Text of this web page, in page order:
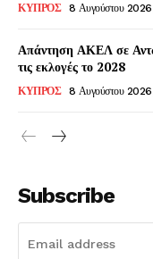
ΚΥΠΡΟΣ 8 Αυγούστου
Απάντηση ΑΚΕΛ σε
τις εκλογές το 2028
ΚΥΠΡΟΣ 8 Αυγούστου
Subscribe